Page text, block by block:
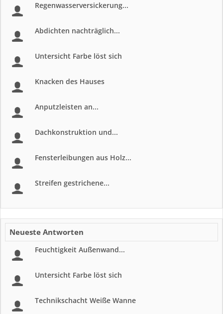
Regenwasserversickerung...
Abdichten nachträglich...
Untersicht Farbe löst sich
Knacken des Hauses
Anputzleisten an...
Dachkonstruktion und...
Fensterleibungen aus Holz...
Streifen gestrichene...
Neueste Antworten
Feuchtigkeit Außenwand...
Untersicht Farbe löst sich
Technikschacht Weiße Wanne